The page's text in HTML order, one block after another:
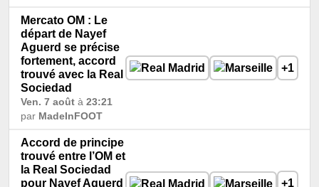
Mercato OM : Le
départ de Nayef
Aguerd se précise
fortement, accord
trouvé avec la Real
Sociedad
Ven. 7 août à 23:21
par MadeInFOOT
+1
Accord de principe
trouvé entre l’OM et
la Real Sociedad
pour Nayef Aguerd
+1